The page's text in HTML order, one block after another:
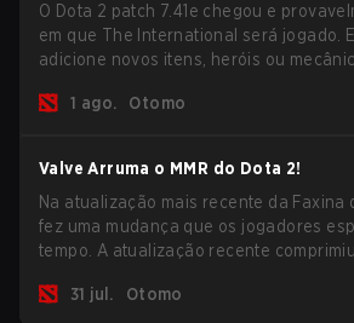
O Dota 2 patch 7.41e chegou e
em que The International será jogado.
adicione novos itens, heróis ou
maiores problemas do jogo.
1 ago. Otomo
Valve Arruma o MMR do Dota 2!
Na atualização mais recente da Faxina
fez uma mudança que os jogadores
tempo. A atualização recente
31 jul.
Otomo